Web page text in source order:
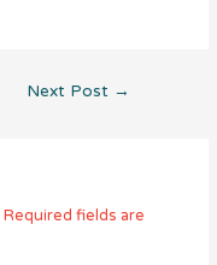
Next Post →
Required fields are